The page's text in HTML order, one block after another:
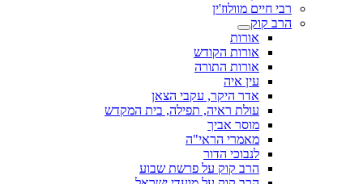
רבי חיים מוולוז'ין
הרב קוק
אורות
אורות הקודש
אורות התורה
עין איה
אדר היקר, עקבי הצאן
עולת ראיה, תפילה, בית המקדש
מוסר אביך
מאמרי הראי"ה
לנבוכי הדור
הרב קוק על פרשת שבוע